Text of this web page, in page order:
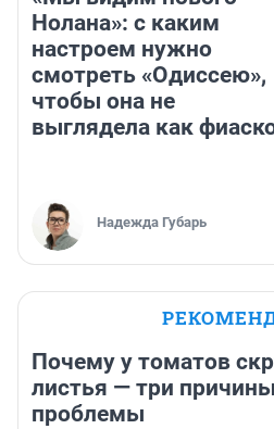
Нолана»: с каким
настроем нужно
смотреть «Одиссею»,
чтобы она не
выглядела как
Надежда Губарь
Почему у томатов
листья — три
проблемы